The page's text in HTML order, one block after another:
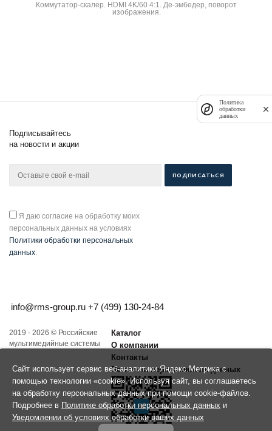
Коммутатор-скалер. HDMI 4K/60 4:1. Де-эмбедер, поворот
изображения.
Подписывайтесь
на новости и акции
Я даю согласие на обработку моих
персональных данных на условиях
Политики обработки персональных
данных.
info@rms-group.ru +7 (499) 130-24-84
2019 - 2026 © Российские
мультимедийные системы
Каталог
О компании
Контакты
Политика персональных данных
Политика
обработки
данных
Сайт использует сервис веб-аналитики Яндекс.Метрика с
помощью технологии «cookie». Используя сайт, вы соглашаетесь
на обработку персональных данных при помощи cookie-файлов.
Подробнее в Политике обработки персональных данных и
Уведомлении об условиях обработки ваших данных